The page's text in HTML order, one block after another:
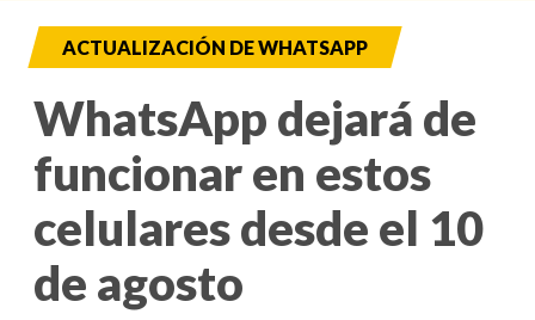
ACTUALIZACIÓN DE WHATSAPP
WhatsApp dejará de
funcionar en estos
celulares desde el 10
de agosto